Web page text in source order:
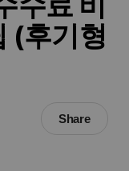
(후기형
Share